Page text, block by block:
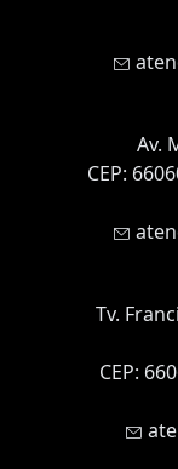
Av.
CEP:
Tv.
CEP: